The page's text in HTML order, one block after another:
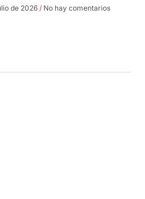
de 2026 No hay comentarios